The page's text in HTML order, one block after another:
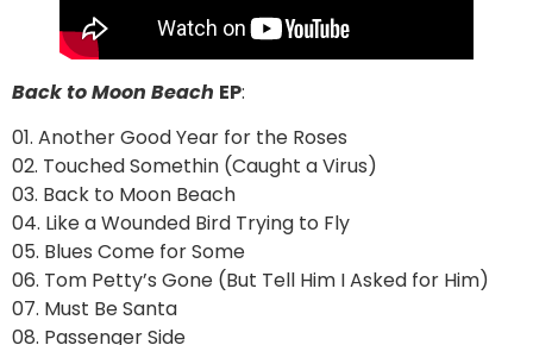
Back to Moon Beach EP:
01. Another Good Year for the Roses
02. Touched Somethin (Caught a Virus)
03. Back to Moon Beach
04. Like a Wounded Bird Trying to Fly
05. Blues Come for Some
06. Tom Petty’s Gone (But Tell Him I Asked for Him)
07. Must Be Santa
08. Passenger Side